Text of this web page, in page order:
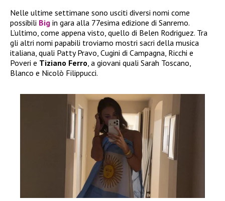
Nelle ultime settimane sono usciti diversi nomi come
possibili Big in gara alla 77esima edizione di Sanremo.
L’ultimo, come appena visto, quello di Belen Rodriguez. Tra
gli altri nomi papabili troviamo mostri sacri della musica
italiana, quali Patty Pravo, Cugini di Campagna, Ricchi e
Poveri e Tiziano Ferro , a giovani quali Sarah Toscano,
Blanco e Nicolò Filippucci.